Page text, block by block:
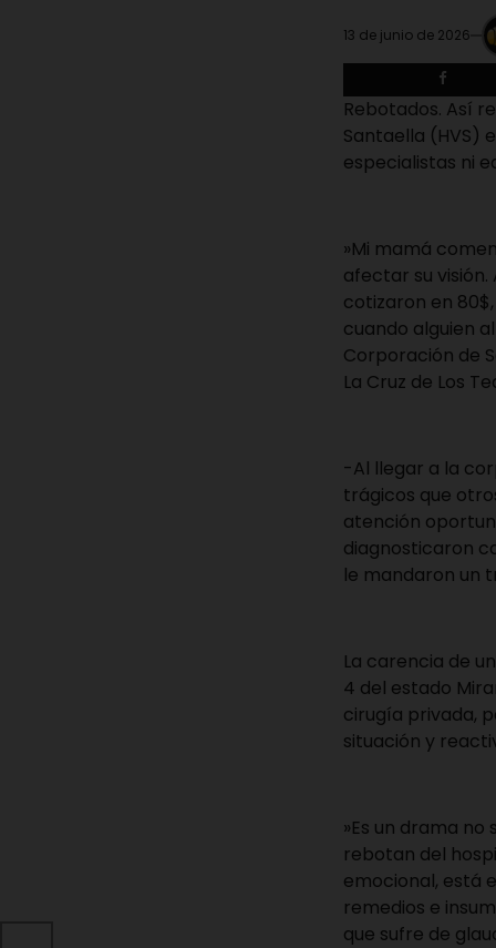
13 de junio de 2026
Rebotados. Así
Santaella (HVS)
especialistas ni
‎»Mi mamá
afectar su
cotizaron en
cuando alguien
Corporación de
La Cruz de Los
‎-Al llegar a la
trágicos que
atención
diagnosticaron
le mandaron un
‎La carencia de
4 del estado
cirugía privada,
situación y
‎»Es un drama
rebotan del
emocional, está
remedios e
que sufre de